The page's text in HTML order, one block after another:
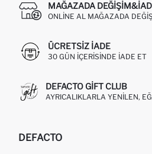
MAĞAZADA
ONLINE AL MAĞAZADA
ÜCRETSIZ IADE
30 GÜN IÇERISINDE IADE ET
DEFACTO GIFT CLUB
AYRICALIKLARLA YENILEN,
DEFACTO